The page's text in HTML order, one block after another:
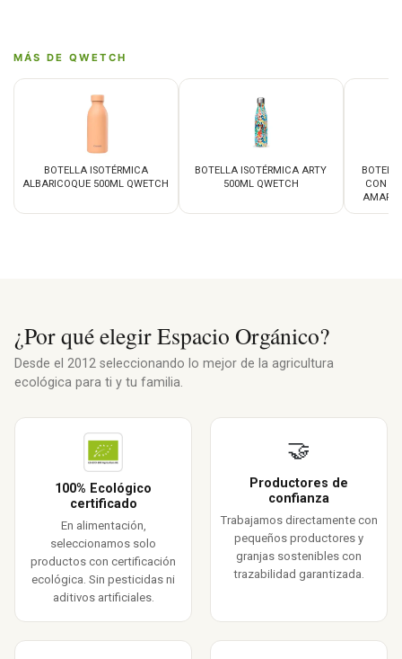
MÁS DE QWETCH
BOTELLA ISOTÉRMICA
ALBARICOQUE 500ML QWETCH
BOTELLA ISOTÉRMICA ARTY
500ML QWETCH
CON
¿Por qué elegir Espacio Orgánico?
Desde el 2012 seleccionando lo mejor de la agricultura
ecológica para ti y tu familia.
100% Ecológico
certificado
En alimentación,
seleccionamos solo
productos con certificación
ecológica. Sin pesticidas ni
aditivos artificiales.
🤝
Productores de
confianza
Trabajamos directamente con
pequeños productores y
granjas sostenibles con
trazabilidad garantizada.